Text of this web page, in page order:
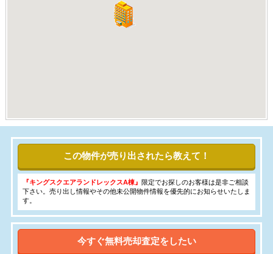
この物件が売り出されたら教えて！
『キングスクエアランドレックスA棟』
限定でお探しのお客様は是非ご相談
下さい。売り出し情報やその他未公開物件情報を優先的にお知らせいたしま
す。
今すぐ無料売却査定をしたい